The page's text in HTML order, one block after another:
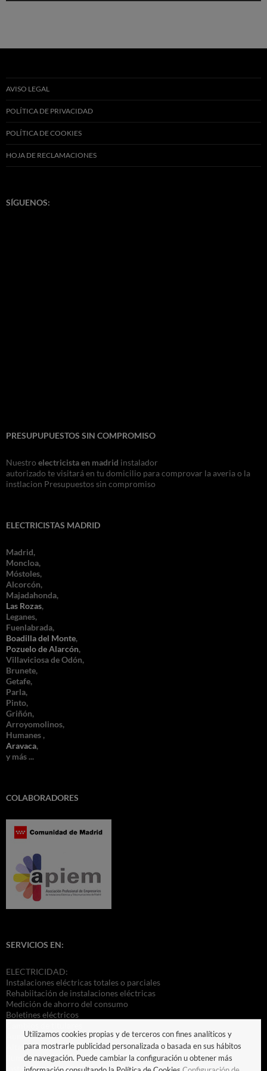
AVISO LEGAL
POLÍTICA DE PRIVACIDAD
POLÍTICA DE COOKIES
HOJA DE RECLAMACIONES
SÍGUENOS:
PRESUPUPUESTOS SIN COMPROMISO
Nuestro electricista en madrid instalador
autorizado te visitará en tu domicilio para comprovar la averia o la
instlacion Presupuestos sin compromiso
ELECTRICISTAS MADRID
Madrid,
Moncloa,
Móstoles,
Alcorcón,
Majadahonda,
Las Rozas,
Leganes,
Fuenlabrada,
Boadilla del Monte,
Pozuelo de Alarcón,
Villaviciosa de Odón,
Brunete,
Getafe,
Parla,
Pinto,
Griñón,
Arroyomolinos,
Humanes ,
Aravaca,
y más ...
COLABORADORES
SERVICIOS EN:
ELECTRICIDAD:
Instalaciones eléctricas totales o parciales
Rehabiitación de instalaciones eléctricas
Medición de ahorro del consumo
Boletines eléctricos
Aumentos de potendia
Altas nuevas
Iluminación ecológica
Instalación del ICP
Utilizamos cookies propias y de terceros con fines analíticos y
para mostrarle publicidad personalizada o basada en sus hábitos
de navegación. Puede cambiar la configuración u obtener más